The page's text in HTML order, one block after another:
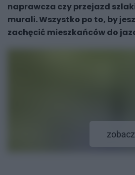
naprawcza czy przejazd
murali. Wszystko po to, by
zachęcić mieszkańców do